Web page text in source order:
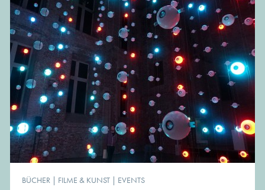
BÜCHER | FILME & KUNST | EVENTS